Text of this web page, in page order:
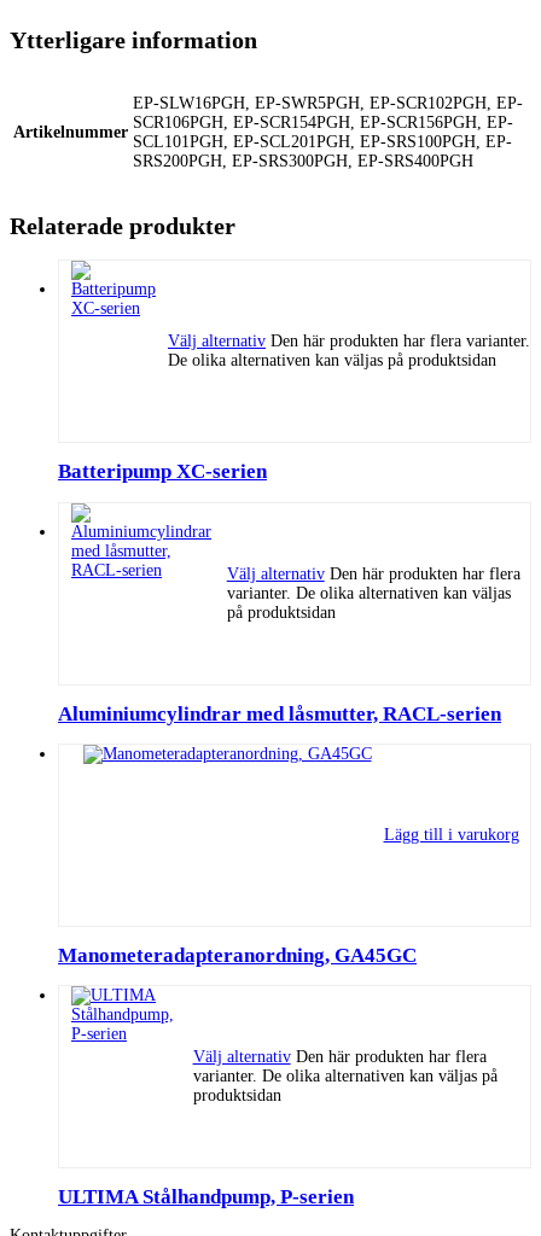
Ytterligare information
Artikelnummer
EP-SLW16PGH, EP-SWR5PGH, EP-SCR102PGH, EP-
SCR106PGH, EP-SCR154PGH, EP-SCR156PGH, EP-
SCL101PGH, EP-SCL201PGH, EP-SRS100PGH, EP-
SRS200PGH, EP-SRS300PGH, EP-SRS400PGH
Relaterade produkter
Välj alternativ Den här produkten har flera varianter.
De olika alternativen kan väljas på produktsidan
Batteripump XC-serien
Välj alternativ Den här produkten har flera
varianter. De olika alternativen kan väljas
på produktsidan
Aluminiumcylindrar med låsmutter, RACL-serien
Lägg till i varukorg
Manometeradapteranordning, GA45GC
Välj alternativ Den här produkten har flera
varianter. De olika alternativen kan väljas på
produktsidan
ULTIMA Stålhandpump, P-serien